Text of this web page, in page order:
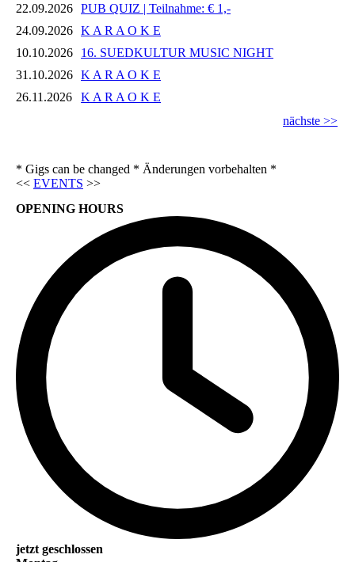
22.09.2026 PUB QUIZ | Teilnahme: € 1,-
24.09.2026 K A R A O K E
10.10.2026
16. SUEDKULTUR MUSIC NIGHT
31.10.2026 K A R A O K E
26.11.2026
K A R A O K E
nächste >>
* Gigs can be changed * Änderungen vorbehalten *
<< EVENTS >>
OPENING HOURS
jetzt geschlossen